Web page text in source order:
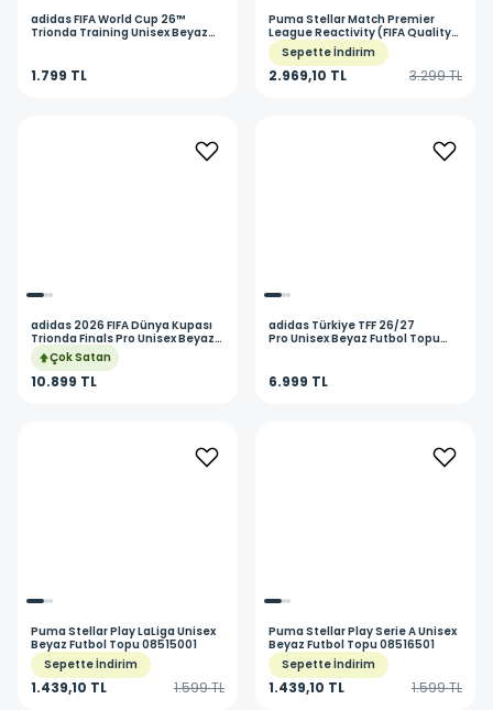
adidasFIFA World Cup 26™
Trionda Training Unisex Beyaz
1.799 TL
PumaStellar Match Premier
League Reactivity (FIFA Quality)
Unisex Beyaz Futbol Topu
08511001
Sepette İndirim
2.969,10 TL 3.299 TL
adidas 2026 FIFA Dünya Kupası
Trionda Finals Pro Unisex Beyaz
Futbol Topu JY8928
Çok Satan
10.899 TL
adidas Türkiye TFF 26/27
Pro Unisex Beyaz Futbol Topu
6.999 TL
PumaStellar Play LaLiga Unisex
Beyaz Futbol Topu 08515001
Sepette İndirim
1.439,10 TL 1.599 TL
PumaStellar Play Serie A Unisex
Beyaz Futbol Topu 08516501
Sepette İndirim
1.439,10 TL 1.599 TL